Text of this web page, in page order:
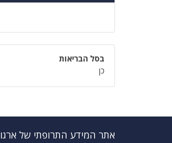
בסל הבריאות
כן
אתר המידע התרופתי של